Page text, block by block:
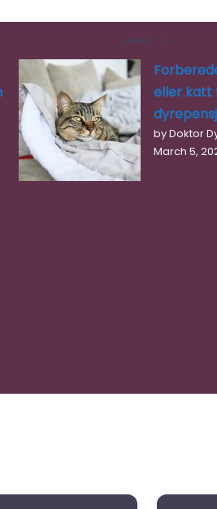
eller katt
by Doktor
March 5,